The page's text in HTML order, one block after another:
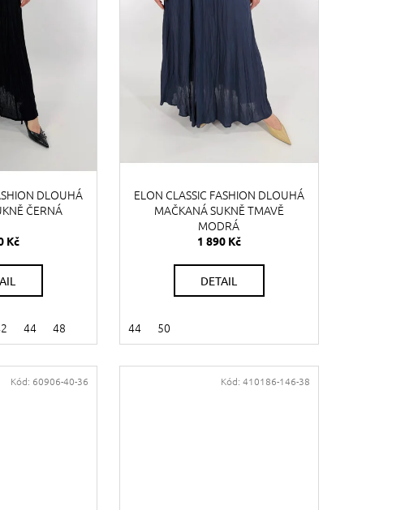
DLOUHÁ
ČERNÁ
Kč
44 48
ELON CLASSIC FASHION DLOUHÁ
MAČKANÁ SUKNĚ TMAVĚ
MODRÁ
1 890 Kč
DETAIL
44 50
Kód: 60906-40-36 Kód: 410186-146-38